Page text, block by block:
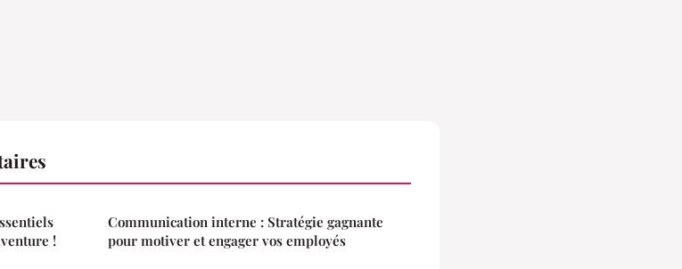
!
Communication interne : Stratégie gagnante
pour motiver et engager vos employés